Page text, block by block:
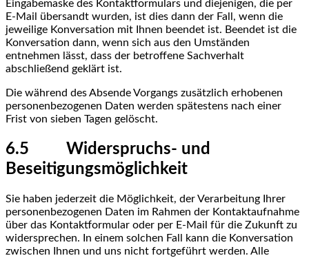
Eingabemaske des Kontaktformulars und diejenigen, die per
E-Mail übersandt wurden, ist dies dann der Fall, wenn die
jeweilige Konversation mit Ihnen beendet ist. Beendet ist die
Konversation dann, wenn sich aus den Umständen
entnehmen lässt, dass der betroffene Sachverhalt
abschließend geklärt ist.
Die während des Absende Vorgangs zusätzlich erhobenen
personenbezogenen Daten werden spätestens nach einer
Frist von sieben Tagen gelöscht.
6.5 Widerspruchs- und
Beseitigungsmöglichkeit
Sie haben jederzeit die Möglichkeit, der Verarbeitung Ihrer
personenbezogenen Daten im Rahmen der Kontaktaufnahme
über das Kontaktformular oder per E-Mail für die Zukunft zu
widersprechen. In einem solchen Fall kann die Konversation
zwischen Ihnen und uns nicht fortgeführt werden. Alle